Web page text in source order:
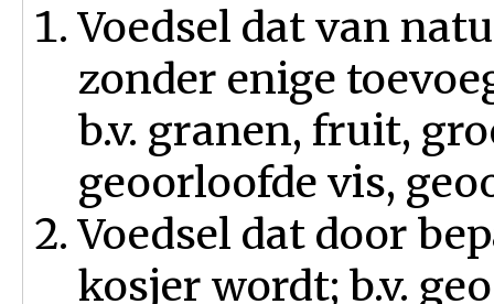
Voedsel dat van
zonder enige
b.v. granen, fruit,
geoorloofde vis,
Voedsel dat door
kosjer wordt; b.v.